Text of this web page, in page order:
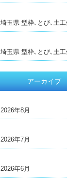
アーカイブ
2026年8月
2026年7月
2026年6月